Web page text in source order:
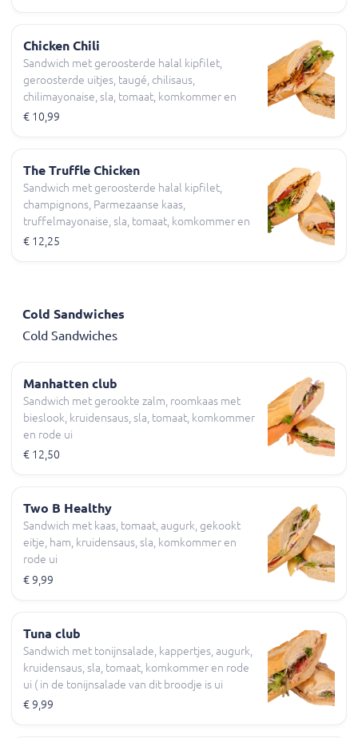
Chicken Chili
Sandwich met geroosterde halal kipfilet,
geroosterde uitjes, taugé, chilisaus,
chilimayonaise, sla, tomaat, komkommer en
rode ui
€ 10,99
The Truffle Chicken
Sandwich met geroosterde halal kipfilet,
champignons, Parmezaanse kaas,
truffelmayonaise, sla, tomaat, komkommer en
rode ui
€ 12,25
Cold Sandwiches
Cold Sandwiches
Manhatten club
Sandwich met gerookte zalm, roomkaas met
bieslook, kruidensaus, sla, tomaat, komkommer
en rode ui
€ 12,50
Two B Healthy
Sandwich met kaas, tomaat, augurk, gekookt
eitje, ham, kruidensaus, sla, komkommer en
rode ui
€ 9,99
Tuna club
Sandwich met tonijnsalade, kappertjes, augurk,
kruidensaus, sla, tomaat, komkommer en rode
ui ( in de tonijnsalade van dit broodje is ui
verwerkt )
€ 9,99